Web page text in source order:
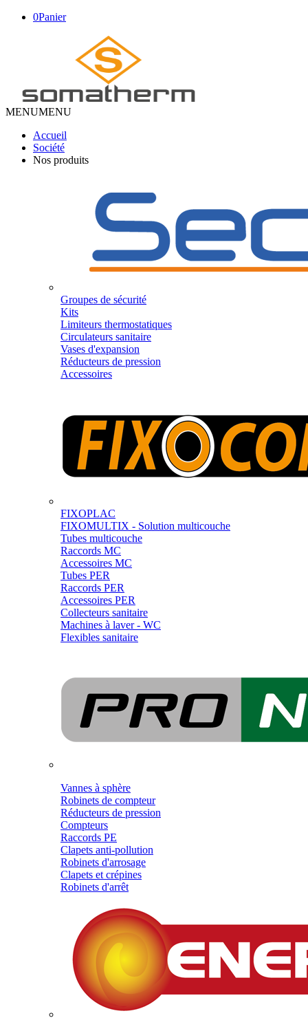
0Panier
MENUMENU
Accueil
Société
Nos produits
Groupes de sécurité
Kits
Limiteurs thermostatiques
Circulateurs sanitaire
Vases d'expansion
Réducteurs de pression
Accessoires
FIXOPLAC
FIXOMULTIX - Solution multicouche
Tubes multicouche
Raccords MC
Accessoires MC
Tubes PER
Raccords PER
Accessoires PER
Collecteurs sanitaire
Machines à laver - WC
Flexibles sanitaire
Vannes à sphère
Robinets de compteur
Réducteurs de pression
Compteurs
Raccords PE
Clapets anti-pollution
Robinets d'arrosage
Clapets et crépines
Robinets d'arrêt